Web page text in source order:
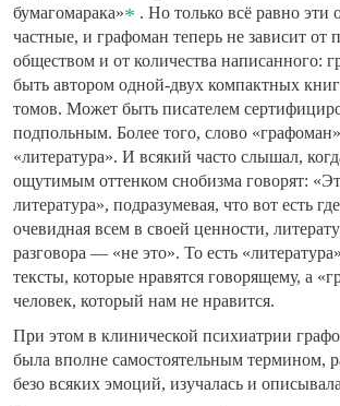
бумагомарака»
. Но только всё равно
частные, и графоман теперь не зависит от
обществом и от количества написанного:
быть автором одной-двух компактных
томов. Может быть писателем
подпольным. Более того, слово
«литература». И всякий часто слышал,
ощутимым оттенком снобизма говорят:
литература», подразумевая, что вот есть
очевидная всем в своей ценности,
разговора — «не это». То есть
тексты, которые нравятся говорящему, а
человек, который нам не нравится.
При этом в клинической психиатрии
была вполне самостоятельным термином,
безо всяких эмоций, изучалась и